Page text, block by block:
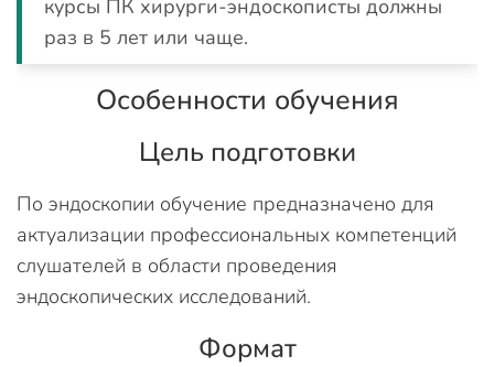
курсы ПК хирурги-эндоскописты должны
раз в 5 лет или чаще.
Особенности обучения
Цель подготовки
По эндоскопии обучение предназначено для
актуализации профессиональных компетенций
слушателей в области проведения
эндоскопических исследований.
Формат